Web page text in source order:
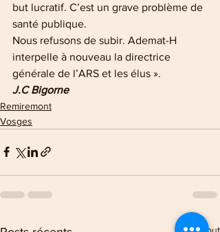
but lucratif. C’est un grave problème de
santé publique.
Nous refusons de subir. Ademat-H
interpelle à nouveau la directrice
générale de l’ARS et les élus ».
J.C Bigorne
Remiremont
Vosges
Voir tout